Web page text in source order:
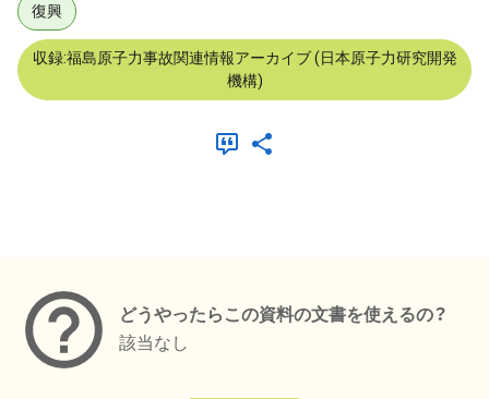
復興
収録:福島原子力事故関連情報アーカイブ (日本原子力研究開発
機構)
どうやったらこの資料の文書を使えるの？
該当なし